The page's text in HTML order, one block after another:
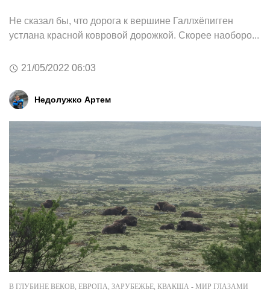
Не сказал бы, что дорога к вершине Галлхёпигген
устлана красной ковровой дорожкой. Скорее наоборо...
21/05/2022 06:03
Недолужко Артем
В ГЛУБИНЕ ВЕКОВ, ЕВРОПА, ЗАРУБЕЖЬЕ, КВАКША - МИР ГЛАЗАМИ